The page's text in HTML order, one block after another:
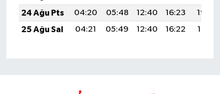
24 Ağu Pts
04:20 05:48 12:40 16:23
19:22
25 Ağu Sal
04:21 05:49 12:40 16:22 19:21